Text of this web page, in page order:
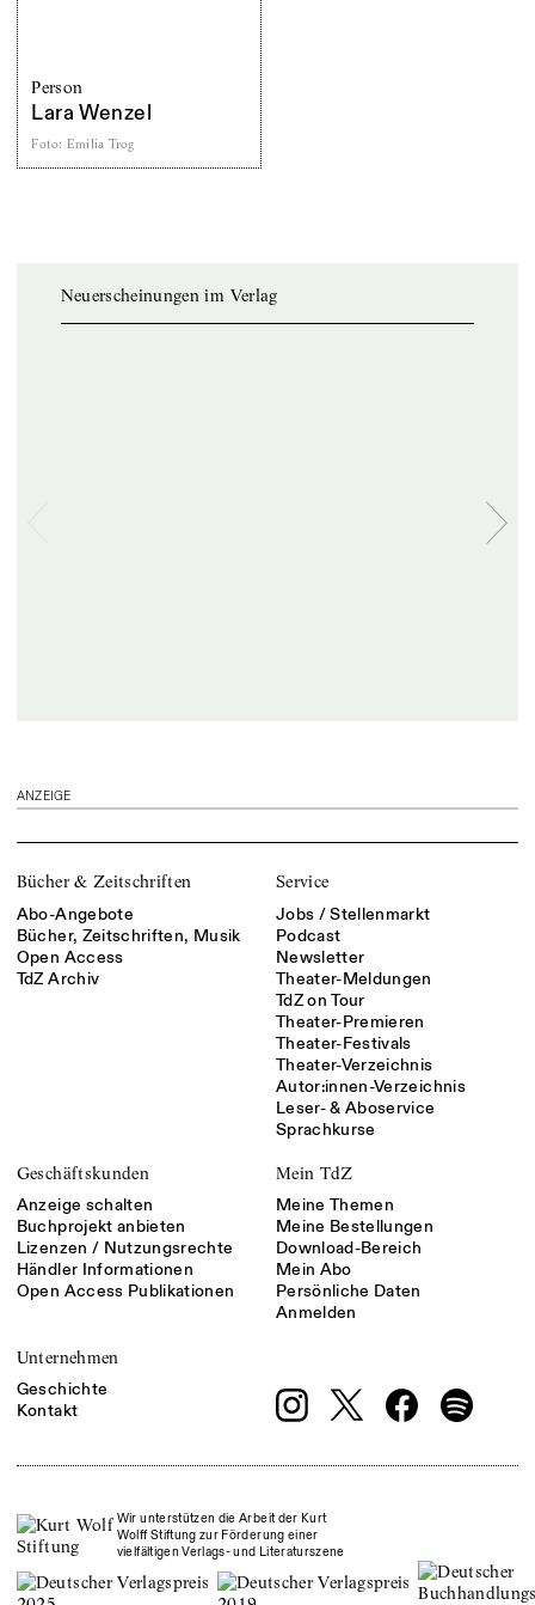
Person
Lara Wenzel
Foto: Emilia Trog
Neuerscheinungen im Verlag
ANZEIGE
Bücher & Zeitschriften
Abo-Angebote
Bücher, Zeitschriften, Musik
Open Access
TdZ Archiv
Service
Jobs / Stellenmarkt
Podcast
Newsletter
Theater-Meldungen
TdZ on Tour
Theater-Premieren
Theater-Festivals
Theater-Verzeichnis
Autor:innen-Verzeichnis
Leser- & Aboservice
Sprachkurse
Geschäftskunden
Anzeige schalten
Buchprojekt anbieten
Lizenzen / Nutzungsrechte
Händler Informationen
Open Access Publikationen
Mein TdZ
Meine Themen
Meine Bestellungen
Download-Bereich
Mein Abo
Persönliche Daten
Anmelden
Unternehmen
Geschichte
Kontakt
Wir unterstützen die Arbeit der Kurt
Wolff Stiftung zur Förderung einer
vielfältigen Verlags- und Literaturszene